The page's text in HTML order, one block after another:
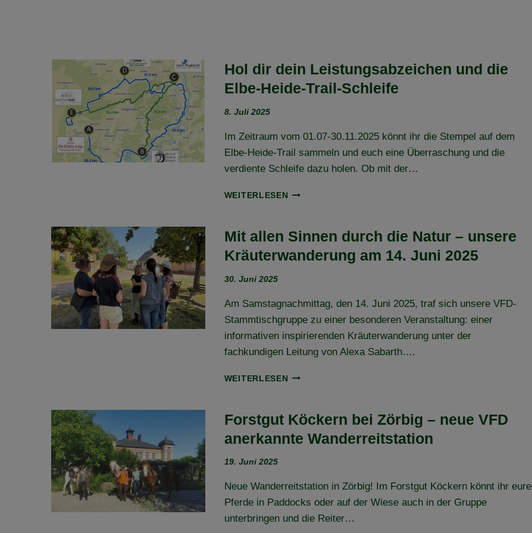
Hol dir dein Leistungsabzeichen und die
Elbe-Heide-Trail-Schleife
8. Juli 2025
Im Zeitraum vom 01.07-30.11.2025 könnt ihr die Stempel auf dem
Elbe-Heide-Trail sammeln und euch eine Überraschung und die
verdiente Schleife dazu holen. Ob mit der…
WEITERLESEN HOL
LEISTUNGSABZEICHEN
UND
DIE
SCHLEIFE
Mit allen Sinnen durch die Natur – unsere
Kräuterwanderung am 14. Juni 2025
30. Juni 2025
Am Samstagnachmittag, den 14. Juni 2025, traf sich unsere VFD-
Stammtischgruppe zu einer besonderen Veranstaltung: einer
informativen inspirierenden Kräuterwanderung unter der
fachkundigen Leitung von Alexa Sabarth….
WEITERLESEN MIT
DURCH
DIE
NATUR
AM
14.
JUNI
Forstgut Köckern bei Zörbig – neue VFD
anerkannte Wanderreitstation
19. Juni 2025
Neue Wanderreitstation in Zörbig! Im Forstgut Köckern könnt ihr eure
Pferde in Paddocks oder auf der Wiese auch in der Gruppe
unterbringen und die Reiter…